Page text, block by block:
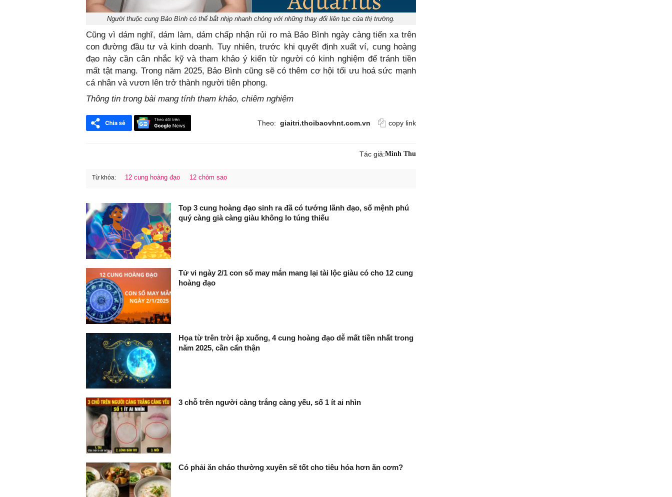
Người thuộc cung Bảo Bình có thể bắt nhịp nhanh chóng với những thay đổi liên tục của thị trường.
Cũng vì dám nghĩ, dám làm, dám chấp nhận rủi ro mà Bảo Bình ngày càng tiến xa trên
con đường đầu tư và kinh doanh. Tuy nhiên, trước khi quyết định xuất ví, cung hoàng
đạo này cần cân nhắc kỹ và tham khảo ý kiến từ người có kinh nghiệm để tránh tiền
mất tật mang. Trong năm 2025, Bảo Bình cũng sẽ có thêm cơ hội tối ưu hoá sức mạnh
cá nhân và vươn lên trở thành người tiên phong.
Thông tin trong bài mang tính tham khảo, chiêm nghiệm
Theo: giaitri.thoibaovhnt.com.vn copy link
Tác giả:Minh Thu
Từ khóa: 12 cung hoàng đạo 12 chòm sao
Top 3 cung hoàng đạo sinh ra đã có tướng lãnh đạo, số mệnh phú
quý càng già càng giàu không lo túng thiếu
Tử vi ngày 2/1 con số may mắn mang lại tài lộc giàu có cho 12 cung
hoàng đạo
Họa từ trên trời ập xuống, 4 cung hoàng đạo dễ mất tiền nhất trong
năm 2025, cần cẩn thận
3 chỗ trên người càng trắng càng yếu, số 1 ít ai nhìn
Có phải ăn cháo thường xuyên sẽ tốt cho tiêu hóa hơn ăn cơm?